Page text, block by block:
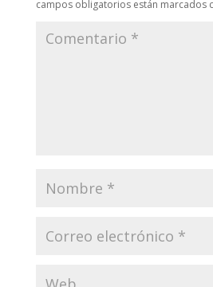
campos obligatorios están marcados